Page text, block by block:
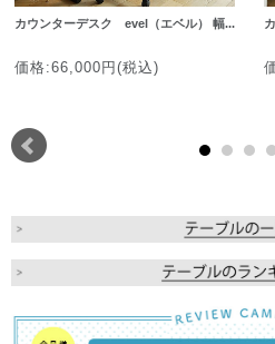
カウンターデスク evel（エベル） 幅...
価格:66,000円(税込)